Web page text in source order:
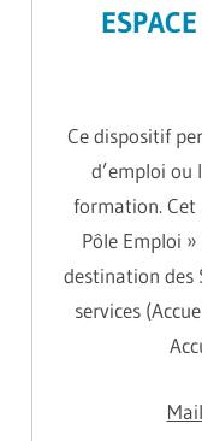
Ce dispositif
d’emploi ou
formation. Cet
Pôle Emploi
destination des
services
Mail